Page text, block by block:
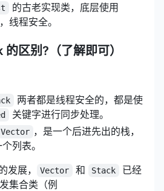
的古老实现类，底层使用
线程安全。
区别?（了解即可）
两者都是线程安全的，都是使
关键字进行同步处理。
Vector ，是一个后进先出的栈，
列表。
发展，
Vector 和 Stack
已经
集合类（例